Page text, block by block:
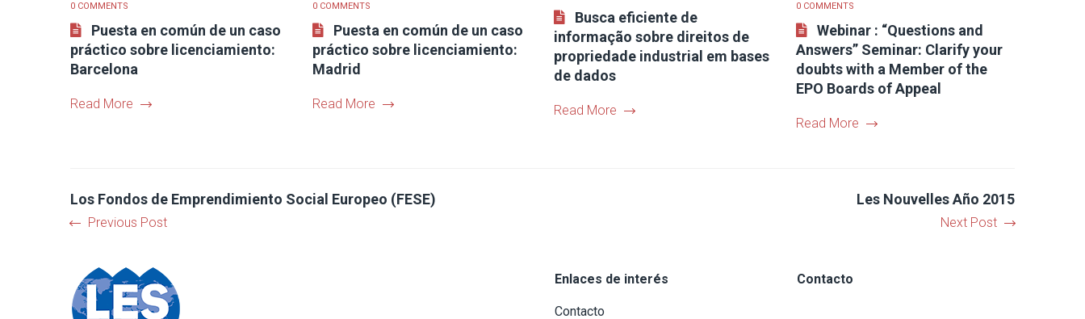
0 COMMENTS
Puesta en común de un caso
práctico sobre licenciamiento:
Barcelona
Read More
0 COMMENTS
Puesta en común de un caso
práctico sobre licenciamiento:
Madrid
Read More
Busca eficiente de
informação sobre direitos de
propriedade industrial em bases
de dados
Read More
0 COMMENTS
Webinar : “Questions and
Answers” Seminar: Clarify your
doubts with a Member of the
EPO Boards of Appeal
Read More
Los Fondos de Emprendimiento Social Europeo (FESE)
Previous Post
Les Nouvelles Año 2015
Next Post
Enlaces de interés
Contacto
Contacto